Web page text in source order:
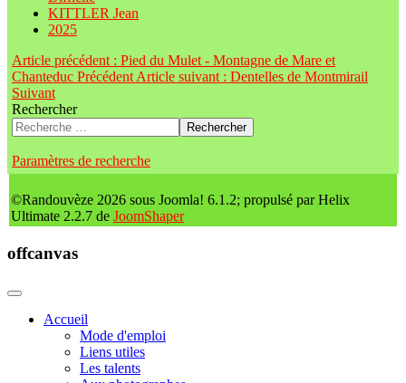
KITTLER Jean
2025
Article précédent : Pied du Mulet - Montagne de Mare et
Chanteduc Précédent Article suivant : Dentelles de Montmirail
Suivant
Rechercher
Rechercher
Paramètres de recherche
©Randouvèze 2026 sous Joomla! 6.1.2; propulsé par Helix
Ultimate 2.2.7 de JoomShaper
offcanvas
Accueil
Mode d'emploi
Liens utiles
Les talents